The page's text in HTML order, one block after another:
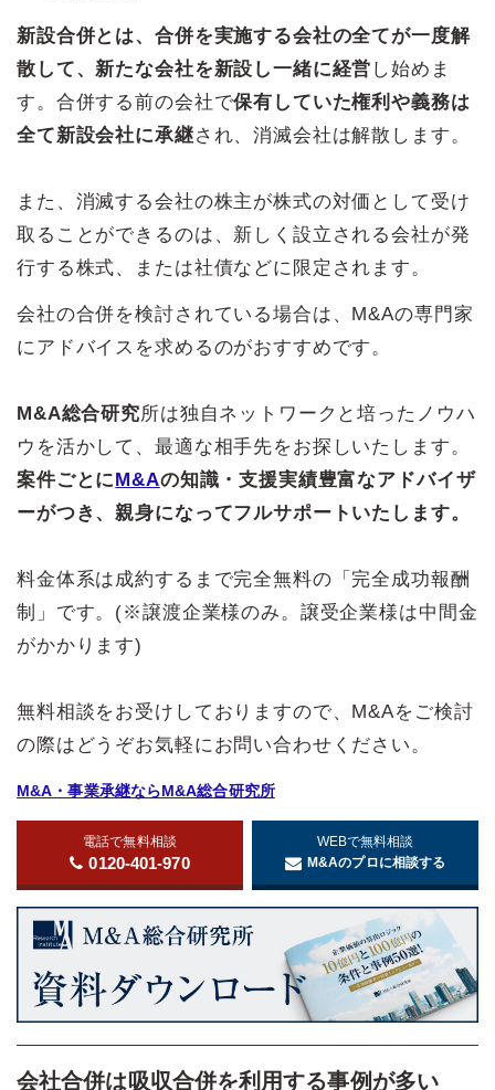
新設合併とは、合併を実施する会社の全てが一度解
散して、新たな会社を新設し一緒に経営 し始めま
す。合併する前の会社で保有していた権利や義務は
全て新設会社に承継され、消滅会社は解散します。
また、消滅する会社の株主が株式の対価として受け
取ることができるのは、新しく設立される会社が発
行する株式、または社債などに限定されます。
会社の合併を検討されている場合は、M&Aの専門家
にアドバイスを求めるのがおすすめです。
M&A総合研究所は独自ネットワークと培ったノウハ
ウを活かして、最適な相手先をお探しいたします。
案件ごとに M&Aの知識・支援実績豊富なアドバイザ
ーがつき、親身になってフルサポートいたします。
料金体系は成約するまで完全無料の「完全成功報酬
制」です。(※譲渡企業様のみ。譲受企業様は中間金
がかかります)
無料相談をお受けしておりますので、M&Aをご検討
の際はどうぞお気軽にお問い合わせください。
M&A・事業承継ならM&A総合研究所
電話で無料相談
0120-401-970
WEBで無料相談
M&Aのプロに相談する
会社合併は吸収合併を利用する事例が多い